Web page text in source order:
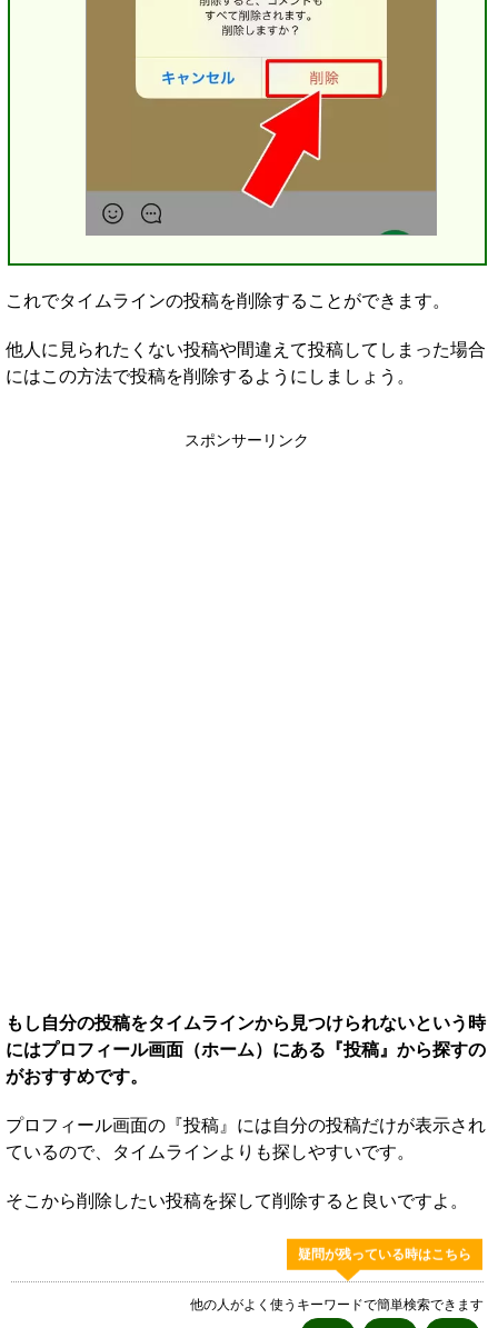
これでタイムラインの投稿を削除することができます。
他人に見られたくない投稿や間違えて投稿してしまった場合
にはこの方法で投稿を削除するようにしましょう。
スポンサーリンク
もし自分の投稿をタイムラインから見つけられないという時
にはプロフィール画面（ホーム）にある『投稿』から探すの
がおすすめです。
プロフィール画面の『投稿』には自分の投稿だけが表示され
ているので、タイムラインよりも探しやすいです。
そこから削除したい投稿を探して削除すると良いですよ。
疑問が残っている時はこちら
他の人がよく使うキーワードで簡単検索できます